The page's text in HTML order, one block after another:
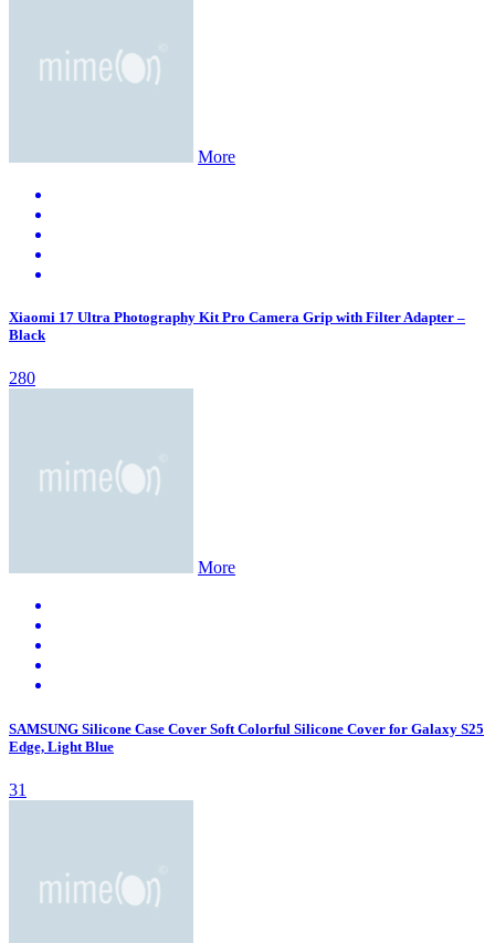
More
Xiaomi 17 Ultra Photography Kit Pro Camera Grip with Filter Adapter –
Black
280
More
SAMSUNG Silicone Case Cover Soft Colorful Silicone Cover for Galaxy S25
Edge, Light Blue
31